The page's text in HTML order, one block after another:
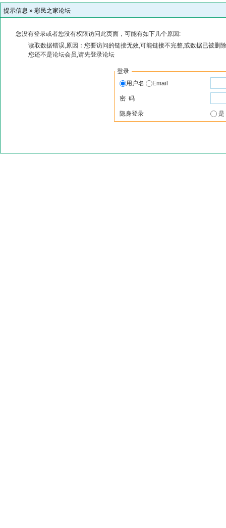
提示信息 » 彩民之家论坛
您没有登录或者您没有权限访问此页面，可能有如下几个原因:
读取数据错误,原因：您要访问的链接无效,可能链接不完整,或数据已被删
您还不是论坛会员,请先登录论坛
登录
用户名
Email
密 码
隐身登录